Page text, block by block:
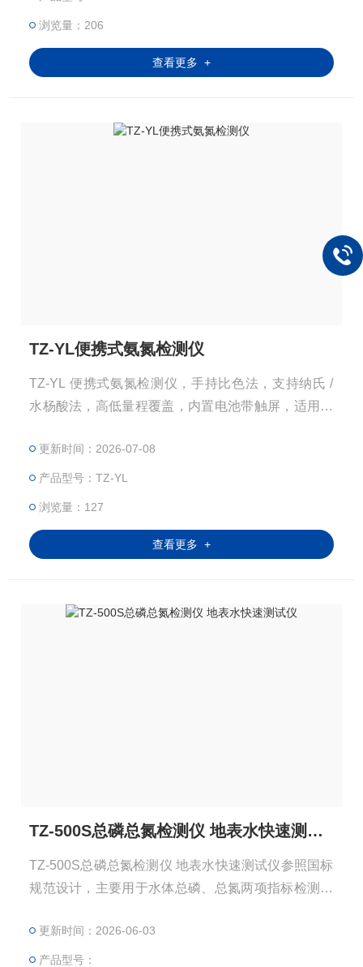
浏览量：206
查看更多 +
TZ-YL便携式氨氮检测仪
TZ-YL 便携式氨氮检测仪，手持比色法，支持纳氏 /
水杨酸法，高低量程覆盖，内置电池带触屏，适用于
据准，厂家直供。
更新时间：2026-07-08
产品型号：TZ-YL
浏览量：127
查看更多 +
TZ-500S总磷总氮检测仪 地表水快速测试仪
TZ-500S总磷总氮检测仪 地表水快速测试仪参照国标
规范设计，主要用于水体总磷、总氮两项指标检测，
于河湖富营养化监测、污水厂进出水化验。
更新时间：2026-06-03
产品型号：